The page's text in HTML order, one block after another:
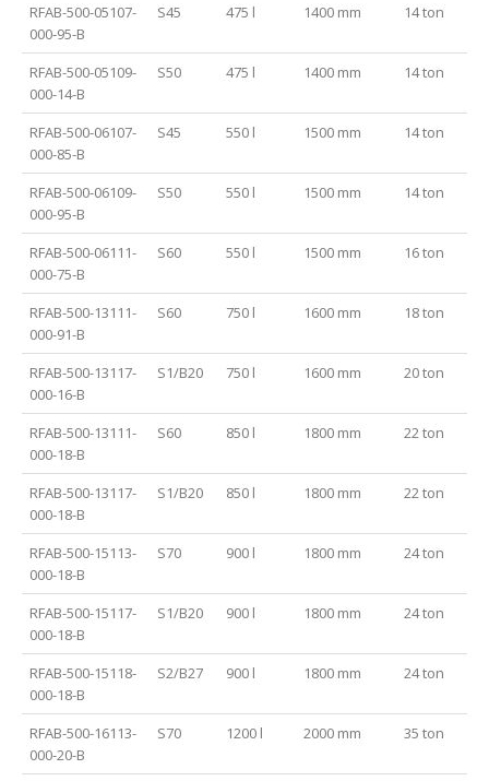
RFAB-500-05107-
000-95-B
S45 475 l 1400 mm 14 ton
RFAB-500-05109-
000-14-B
S50 475 l 1400 mm 14 ton
RFAB-500-06107-
000-85-B
S45 550 l 1500 mm 14 ton
RFAB-500-06109-
000-95-B
S50 550 l 1500 mm 14 ton
RFAB-500-06111-
000-75-B
S60 550 l 1500 mm 16 ton
RFAB-500-13111-
000-91-B
S60 750 l 1600 mm 18 ton
RFAB-500-13117-
000-16-B
S1/B20 750 l 1600 mm 20 ton
RFAB-500-13111-
000-18-B
S60 850 l 1800 mm 22 ton
RFAB-500-13117-
000-18-B
S1/B20 850 l 1800 mm 22 ton
RFAB-500-15113-
000-18-B
S70 900 l 1800 mm 24 ton
RFAB-500-15117-
000-18-B
S1/B20 900 l 1800 mm 24 ton
RFAB-500-15118-
000-18-B
S2/B27 900 l 1800 mm 24 ton
RFAB-500-16113-
000-20-B
S70 1200 l 2000 mm 35 ton